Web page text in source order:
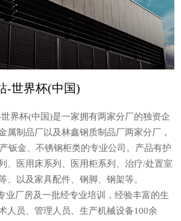
-世界杯(中国)
杯(中国)是一家拥有两家分厂的独资企
属制品厂以及林鑫钢质制品厂两家分厂，
钣金、不锈钢柜类的专业公司。产品有护
、医用床系列、医用柜系列、治疗/处置室
、以及家具配件、钢脚、钢架等。
厂房及一批经专业培训，经验丰富的生
人员、管理人员、生产机械设备100余